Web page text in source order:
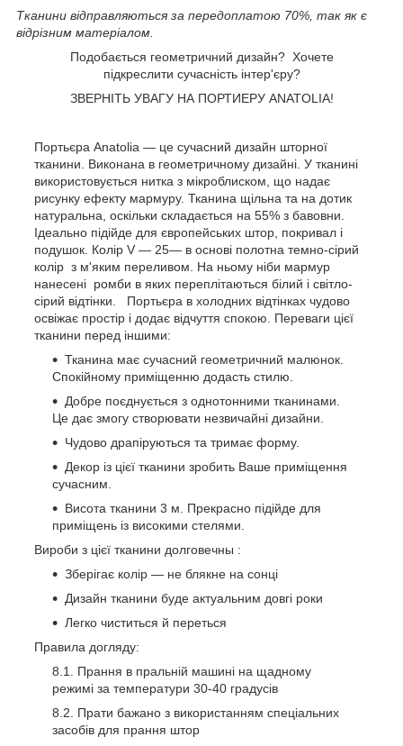
Тканини відправляються за передоплатою 70%, так як є
відрізним матеріалом.
Подобається геометричний дизайн? Хочете
підкреслити сучасність інтер'єру?
ЗВЕРНІТЬ УВАГУ НА ПОРТИЕРУ ANATOLIA!
Портьєра Anatolia — це сучасний дизайн шторної
тканини. Виконана в геометричному дизайні. У тканині
використовується нитка з мікроблиском, що надає
рисунку ефекту мармуру. Тканина щільна та на дотик
натуральна, оскільки складається на 55% з бавовни.
Ідеально підійде для європейських штор, покривал і
подушок. Колір V — 25— в основі полотна темно-сірий
колір з м'яким переливом. На ньому ніби мармур
нанесені ромби в яких переплітаються білий і світло-
сірий відтінки. Портьєра в холодних відтінках чудово
освіжає простір і додає відчуття спокою. Переваги цієї
тканини перед іншими:
Тканина має сучасний геометричний малюнок.
Спокійному приміщенню додасть стилю.
Добре поєднується з однотонними тканинами.
Це дає змогу створювати незвичайні дизайни.
Чудово драпіруються та тримає форму.
Декор із цієї тканини зробить Ваше приміщення
сучасним.
Висота тканини 3 м. Прекрасно підійде для
приміщень із високими стелями.
Вироби з цієї тканини долговечны :
Зберігає колір — не блякне на сонці
Дизайн тканини буде актуальним довгі роки
Легко чиститься й переться
Правила догляду:
Прання в пральній машині на щадному
режимі за температури 30-40 градусів
Прати бажано з використанням спеціальних
засобів для прання штор